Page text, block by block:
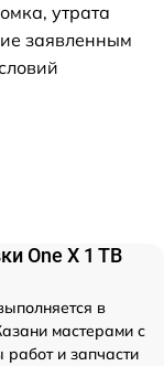
утрата
заявленным
One X 1 TB
в
мастерами с
и запчасти